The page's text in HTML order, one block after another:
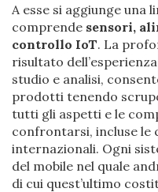
A esse si aggiunge una
comprende sensori,
controllo IoT. La
risultato
studio e analisi,
prodotti tenendo
tutti gli aspetti e le
confrontarsi, incluse
internazionali. Ogni
del mobile nel quale
di cui quest’ultimo